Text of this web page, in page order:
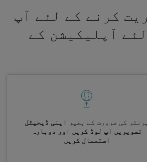
کرنے کے لئے آپ
آپلیکیشن کے
پرنٹر کی ضرورت کے بغیر
اپنی ڈیجیٹل
تصویریں اپ لوڈ کریں اور دوبارہ
استعمال کریں